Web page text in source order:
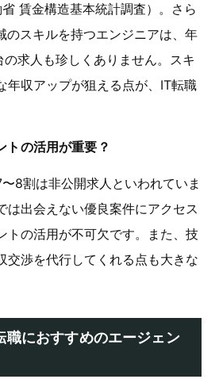
賃金構造基本統計調査）。さら
のスキルを持つエンジニアは、年
求人も珍しくありません。スキ
年収アップが狙える点が、IT転職
トの活用が重要？
8割は非公開求人といわれていま
は出会えない優良案件にアクセス
トの活用が不可欠です。また、技
交渉を代行してくれる点も大きな
職におすすめのエージェン